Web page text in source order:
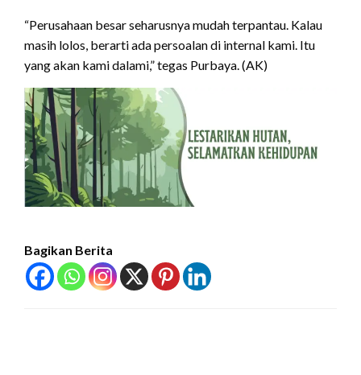
“Perusahaan besar seharusnya mudah terpantau. Kalau
masih lolos, berarti ada persoalan di internal kami. Itu
yang akan kami dalami,” tegas Purbaya. (AK)
Bagikan Berita